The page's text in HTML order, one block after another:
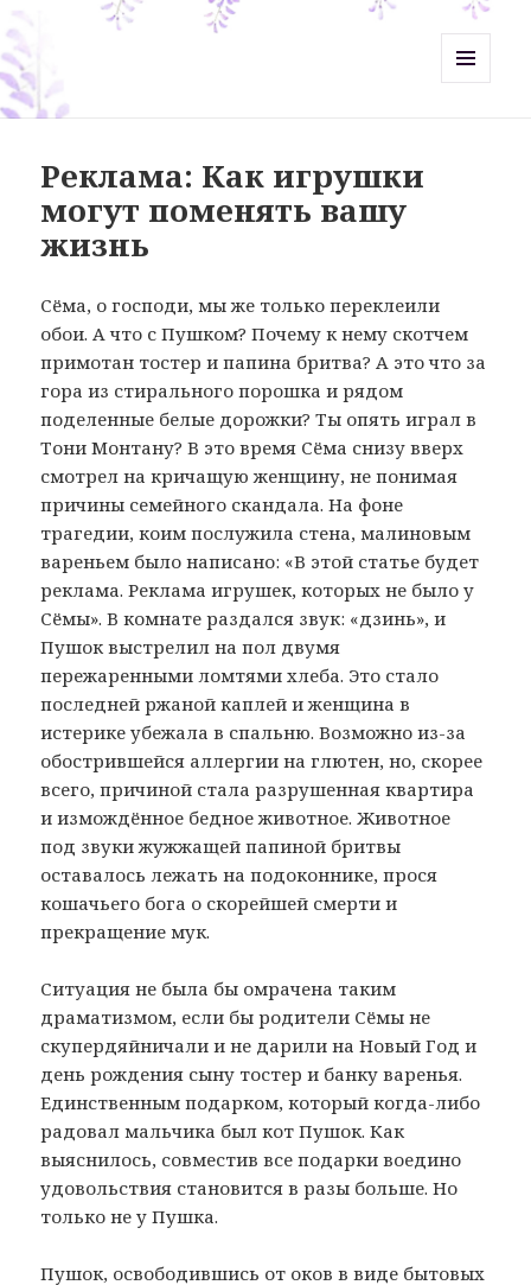
Реклама: Как игрушки
могут поменять вашу
жизнь
Сёма, о господи, мы же только переклеили
обои. А что с Пушком? Почему к нему скотчем
примотан тостер и папина бритва? А это что за
гора из стирального порошка и рядом
поделенные белые дорожки? Ты опять играл в
Тони Монтану? В это время Сёма снизу вверх
смотрел на кричащую женщину, не понимая
причины семейного скандала. На фоне
трагедии, коим послужила стена, малиновым
вареньем было написано: «В этой статье будет
реклама. Реклама игрушек, которых не было у
Сёмы». В комнате раздался звук: «дзинь», и
Пушок выстрелил на пол двумя
пережаренными ломтями хлеба. Это стало
последней ржаной каплей и женщина в
истерике убежала в спальню. Возможно из-за
обострившейся аллергии на глютен, но, скорее
всего, причиной стала разрушенная квартира
и измождённое бедное животное. Животное
под звуки жужжащей папиной бритвы
оставалось лежать на подоконнике, прося
кошачьего бога о скорейшей смерти и
прекращение мук.
Ситуация не была бы омрачена таким
драматизмом, если бы родители Сёмы не
скупердяйничали и не дарили на Новый Год и
день рождения сыну тостер и банку варенья.
Единственным подарком, который когда-либо
радовал мальчика был кот Пушок. Как
выяснилось, совместив все подарки воедино
удовольствия становится в разы больше. Но
только не у Пушка.
Пушок, освободившись от оков в виде бытовых